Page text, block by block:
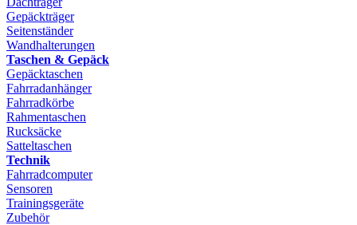
Gepäckträger
Seitenständer
Wandhalterungen
Taschen & Gepäck
Gepäcktaschen
Fahrradanhänger
Fahrradkörbe
Rahmentaschen
Rucksäcke
Satteltaschen
Technik
Fahrradcomputer
Sensoren
Trainingsgeräte
Zubehör